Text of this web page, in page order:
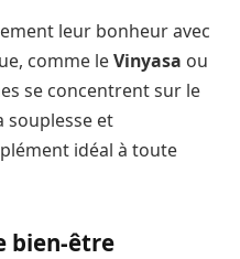
leur bonheur avec
comme leVinyasa ou
se concentrent sur le
souplesse et
idéal à toute
bien-être